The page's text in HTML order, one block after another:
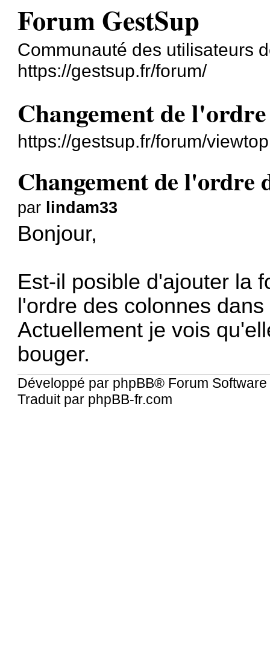
Forum GestSup
Communauté des utilisateurs
https://gestsup.fr/forum/
Changement de
https://gestsup.fr/forum/
Changement de l'ordre
par lindam33
Bonjour,
Est-il posible d'ajouter la
l'ordre des colonnes
Actuellement je vois
bouger.
Développé par phpBB® Forum
Traduit par phpBB-fr.com